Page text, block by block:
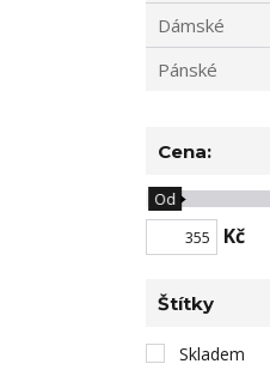
Dámské
Pánské
Cena:
Kč
Od
Štítky
Skladem